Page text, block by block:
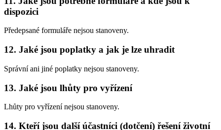
dispozici
Předepsané formuláře nejsou stanoveny.
12. Jaké jsou poplatky a jak je lze uhradit
Správní ani jiné poplatky nejsou stanoveny.
13. Jaké jsou lhůty pro vyřízení
Lhůty pro vyřízení nejsou stanoveny.
14. Kteří jsou další účastníci (dotčení) řešení životní